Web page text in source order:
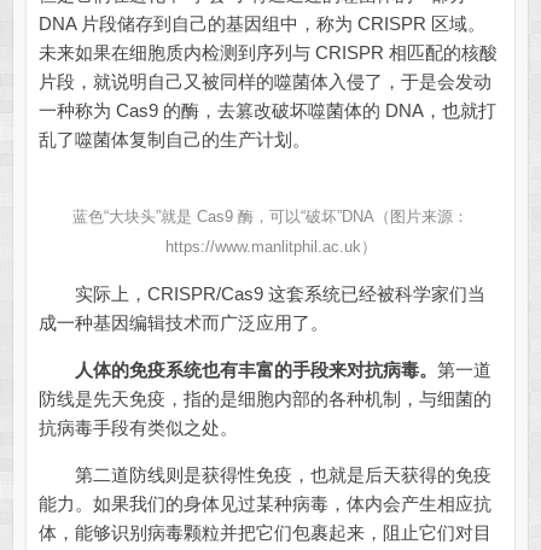
DNA 片段储存到自己的基因组中，称为 CRISPR 区域。
未来如果在细胞质内检测到序列与 CRISPR 相匹配的核酸
片段，就说明自己又被同样的噬菌体入侵了，于是会发动
一种称为 Cas9 的酶，去篡改破坏噬菌体的 DNA，也就打
乱了噬菌体复制自己的生产计划。
蓝色“大块头”就是 Cas9 酶，可以“破坏”DNA（图片来源：
https://www.manlitphil.ac.uk ）
实际上，CRISPR/Cas9 这套系统已经被科学家们当
成一种基因编辑技术而广泛应用了。
人体的免疫系统也有丰富的手段来对抗病毒。 第一道
防线是先天免疫，指的是细胞内部的各种机制，与细菌的
抗病毒手段有类似之处。
第二道防线则是获得性免疫，也就是后天获得的免疫
能力。如果我们的身体见过某种病毒，体内会产生相应抗
体，能够识别病毒颗粒并把它们包裹起来，阻止它们对目